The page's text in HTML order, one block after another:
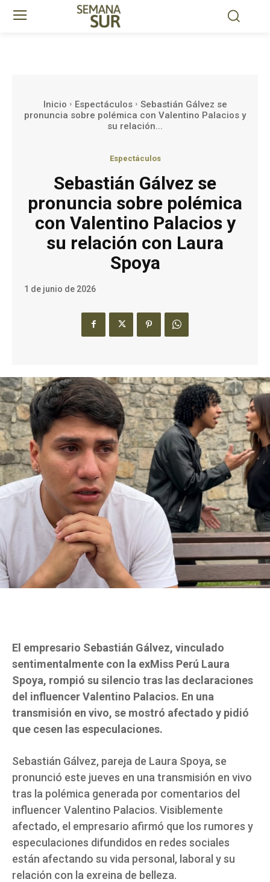
Inicio Espectáculos
Sebastián Gálvez se
pronuncia sobre polémica con Valentino Palacios y
su relación...
Espectáculos
Sebastián Gálvez se
pronuncia sobre polémica
con Valentino Palacios y
su relación con Laura
Spoya
1 de junio de 2026
El empresario Sebastián Gálvez, vinculado
sentimentalmente con la exMiss Perú Laura
Spoya, rompió su silencio tras las declaraciones
del influencer Valentino Palacios. En una
transmisión en vivo, se mostró afectado y pidió
que cesen las especulaciones.
Sebastián Gálvez, pareja de Laura Spoya, se
pronunció este jueves en una transmisión en vivo
tras la polémica generada por comentarios del
influencer Valentino Palacios. Visiblemente
afectado, el empresario afirmó que los rumores y
especulaciones difundidos en redes sociales
están afectando su vida personal, laboral y su
relación con la exreina de belleza.